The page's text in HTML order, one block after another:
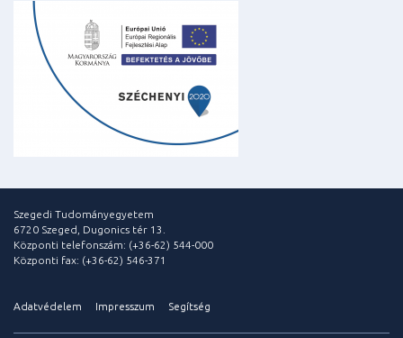
Szegedi Tudományegyetem
6720 Szeged, Dugonics tér 13.
Központi telefonszám: (+36-62) 544-000
Központi fax: (+36-62) 546-371
Adatvédelem Impresszum Segítség